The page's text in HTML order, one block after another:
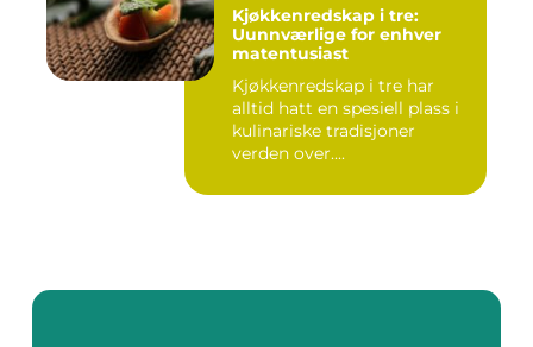
Kjøkkenredskap i tre:
Uunnværlige for enhver
matentusiast
Kjøkkenredskap i tre har
alltid hatt en spesiell plass i
kulinariske tradisjoner
verden over....